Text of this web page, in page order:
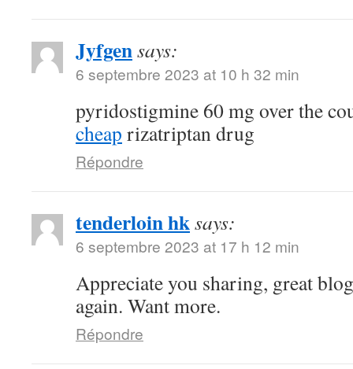
Jyfgensays:
6 septembre 2023 at 10 h 32 min
pyridostigmine 60 mg over the
cheap rizatriptan drug
Répondre
tenderloin hksays:
6 septembre 2023 at 17 h 12 min
Appreciate you sharing, great
again. Want more.
Répondre